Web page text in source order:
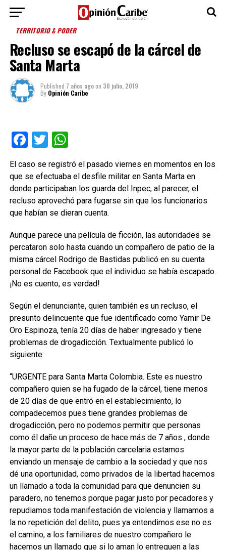
TERRITORIO & PODER
Recluso se escapó de la cárcel de
Santa Marta
Published 7 años agoon 30 julio, 2019
By Opinión Caribe
Facebook
TwitterWhatsApp
El caso se registró el pasado viernes en momentos en los
que se efectuaba el desfile militar en Santa Marta en
donde participaban los guarda del Inpec, al parecer, el
recluso aprovechó para fugarse sin que los funcionarios
que habían se dieran cuenta.
Aunque parece una película de ficción, las autoridades se
percataron solo hasta cuando un compañero de patio de la
misma cárcel Rodrigo de Bastidas publicó en su cuenta
personal de Facebook que el individuo se había escapado.
¡No es cuento, es verdad!
Según el denunciante, quien también es un recluso, el
presunto delincuente que fue identificado como Yamir De
Oro Espinoza, tenía 20 días de haber ingresado y tiene
problemas de drogadicción. Textualmente publicó lo
siguiente:
“URGENTE para Santa Marta Colombia. Este es nuestro
compañero quien se ha fugado de la cárcel, tiene menos
de 20 días de que entró en el establecimiento, lo
compadecemos pues tiene grandes problemas de
drogadicción, pero no podemos permitir que personas
como él dañe un proceso de hace más de 7 años , donde
la mayor parte de la población carcelaria estamos
enviando un mensaje de cambio a la sociedad y que nos
dé una oportunidad, como privados de la libertad hacemos
un llamado a toda la comunidad para que denuncien su
paradero, no tenemos porque pagar justo por pecadores y
repudiamos toda manifestación de violencia y llamamos a
la no repetición del delito, pues ya entendimos ese no es
el camino, a los familiares de nuestro compañero le
hacemos un llamado que si lo aman lo entreguen a las